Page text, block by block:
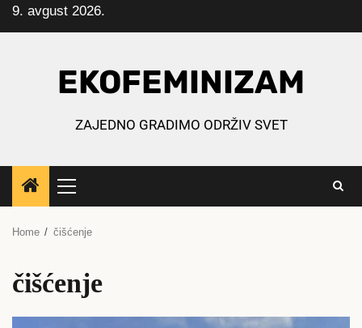
Skip
to
9. avgust 2026.
EKOFEMINIZAM
ZAJEDNO GRADIMO ODRŽIV SVET
Primary
Menu
Home čišćenje
čišćenje